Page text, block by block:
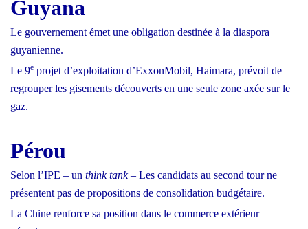
Guyana
Le gouvernement émet une obligation destinée à la diaspora
guyanienne.
Le 9e projet d’exploitation d’ExxonMobil, Haimara, prévoit de
regrouper les gisements découverts en une seule zone axée sur le
gaz.
Pérou
Selon l’IPE – un think tank– Les candidats au second tour ne
présentent pas de propositions de consolidation budgétaire.
La Chine renforce sa position dans le commerce extérieur